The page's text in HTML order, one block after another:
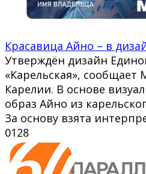
Красавица Айно – в
Утверждён дизайн
«Карельская»,
Карелии. В основе
образ Айно из
За основу взята
0128